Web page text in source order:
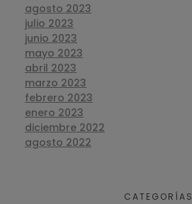
agosto 2023
julio 2023
junio 2023
mayo 2023
abril 2023
marzo 2023
febrero 2023
enero 2023
diciembre 2022
agosto 2022
CATEGORÍAS